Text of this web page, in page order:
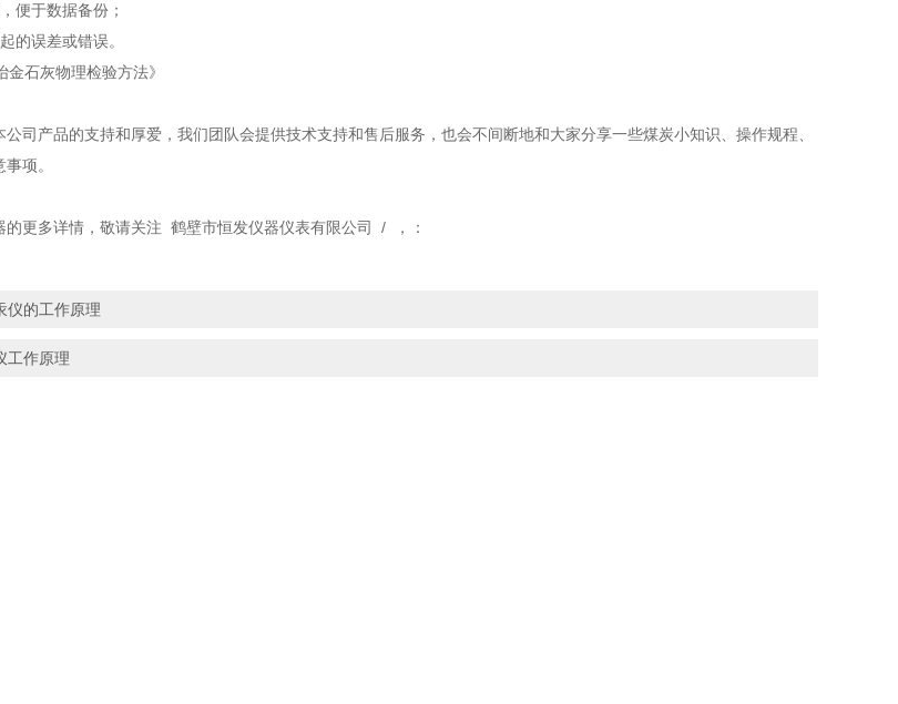
便于数据备份；
的误差或错误。
石灰物理检验方法》
产品的支持和厚爱，我们团队会提供技术支持和售后服务，也会不间断地和大家分享一些煤炭小知识、操作规程、
项。
的更多详情，敬请关注 鹤壁市恒发仪器仪表有限公司 / ，：
仪的工作原理
工作原理